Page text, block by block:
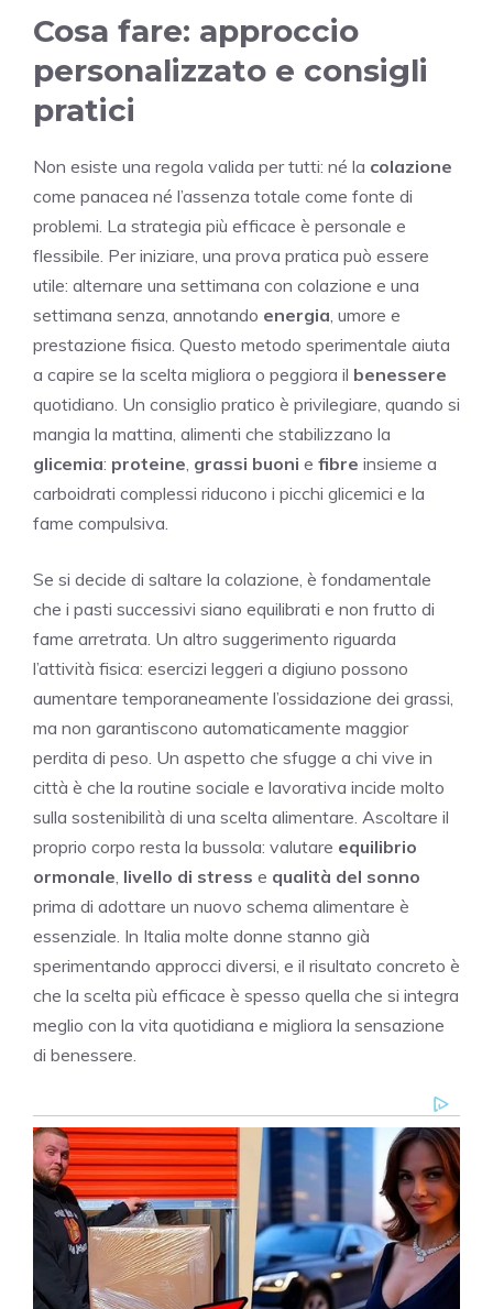
Cosa fare: approccio
personalizzato e consigli
pratici
Non esiste una regola valida per tutti: né la colazione
come panacea né l’assenza totale come fonte di
problemi. La strategia più efficace è personale e
flessibile. Per iniziare, una prova pratica può essere
utile: alternare una settimana con colazione e una
settimana senza, annotando energia, umore e
prestazione fisica. Questo metodo sperimentale aiuta
a capire se la scelta migliora o peggiora il benessere
quotidiano. Un consiglio pratico è privilegiare, quando si
mangia la mattina, alimenti che stabilizzano la
glicemia: proteine, grassi buoni e fibre insieme a
carboidrati complessi riducono i picchi glicemici e la
fame compulsiva.
Se si decide di saltare la colazione, è fondamentale
che i pasti successivi siano equilibrati e non frutto di
fame arretrata. Un altro suggerimento riguarda
l’attività fisica: esercizi leggeri a digiuno possono
aumentare temporaneamente l’ossidazione dei grassi,
ma non garantiscono automaticamente maggior
perdita di peso. Un aspetto che sfugge a chi vive in
città è che la routine sociale e lavorativa incide molto
sulla sostenibilità di una scelta alimentare. Ascoltare il
proprio corpo resta la bussola: valutare equilibrio
ormonale, livello di stress e qualità del sonno
prima di adottare un nuovo schema alimentare è
essenziale. In Italia molte donne stanno già
sperimentando approcci diversi, e il risultato concreto è
che la scelta più efficace è spesso quella che si integra
meglio con la vita quotidiana e migliora la sensazione
di benessere.